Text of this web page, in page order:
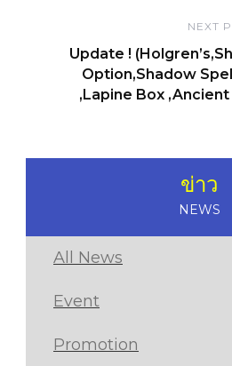
NEXT
Update !
Option,Shadow
,Lapine Box
ข่าว
NEWS
All News
Event
Promotion